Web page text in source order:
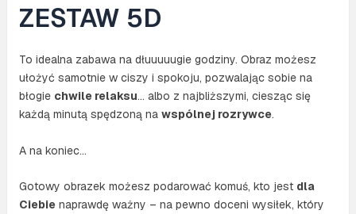
ZESTAW 5D
To idealna zabawa na dłuuuuugie godziny. Obraz możesz
ułożyć samotnie w ciszy i spokoju, pozwalając sobie na
błogie chwile relaksu… albo z najbliższymi, ciesząc się
każdą minutą spędzoną na wspólnej rozrywce.
A na koniec…
Gotowy obrazek możesz podarować komuś, kto jest dla
Ciebie naprawdę ważny – na pewno doceni wysiłek, który